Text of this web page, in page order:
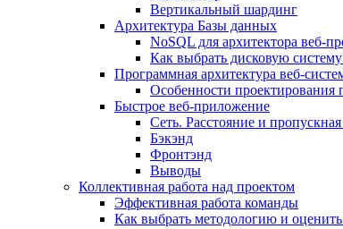
Вертикальный шардинг
Архитектура Базы данных
NoSQL для архитектора веб-
Как выбрать дисковую
Программная архитектура веб-
Особенности проектирования
Быстрое веб-приложение
Сеть. Расстояние и
Бэкэнд
Фронтэнд
Выводы
Коллективная работа над проектом
Эффективная работа команды
Как выбрать методологию и оценить